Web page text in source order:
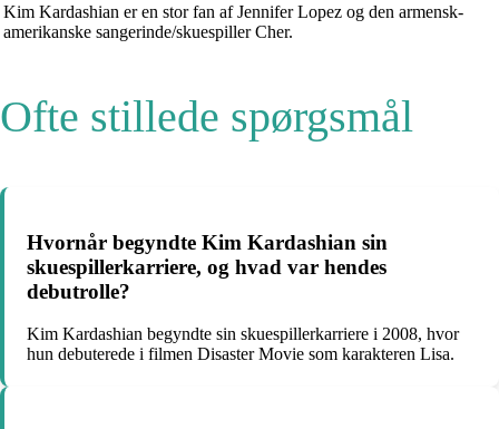
Kim Kardashian er en stor fan af Jennifer Lopez og den armensk-
amerikanske sangerinde/skuespiller Cher.
Ofte stillede spørgsmål
Hvornår begyndte Kim Kardashian sin
skuespillerkarriere, og hvad var hendes
debutrolle?
Kim Kardashian begyndte sin skuespillerkarriere i 2008, hvor
hun debuterede i filmen Disaster Movie som karakteren Lisa.